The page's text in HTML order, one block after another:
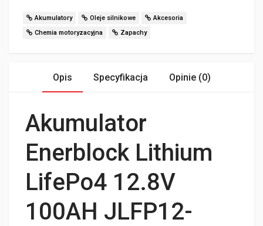
Akumulatory Oleje silnikowe
Akcesoria
Chemia motoryzacyjna
Zapachy
Opis Specyfikacja Opinie (0)
Akumulator
Enerblock Lithium
LifePo4 12.8V
100AH JLFP12-